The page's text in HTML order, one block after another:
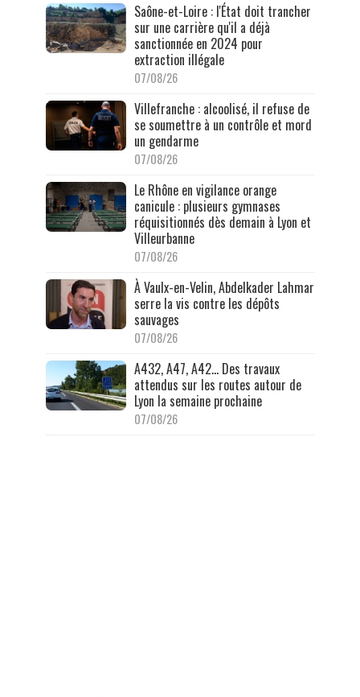
Saône-et-Loire : l'État doit trancher
sur une carrière qu'il a déjà
sanctionnée en 2024 pour
extraction illégale
07/08/26
Villefranche : alcoolisé, il refuse de
se soumettre à un contrôle et mord
un gendarme
07/08/26
Le Rhône en vigilance orange
canicule : plusieurs gymnases
réquisitionnés dès demain à Lyon et
Villeurbanne
07/08/26
À Vaulx-en-Velin, Abdelkader Lahmar
serre la vis contre les dépôts
sauvages
07/08/26
A432, A47, A42… Des travaux
attendus sur les routes autour de
Lyon la semaine prochaine
07/08/26